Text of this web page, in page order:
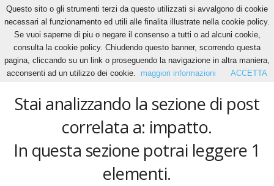
Home Tags Impatto
impatto
Stai analizzando la sezione di post
correlata a: impatto.
In questa sezione potrai leggere 1
elementi.
Questo sito o gli strumenti terzi da questo utilizzati si avvalgono di cookie
necessari al funzionamento ed utili alle finalita illustrate nella cookie policy.
Se vuoi saperne di piu o negare il consenso a tutti o ad alcuni cookie,
consulta la cookie policy. Chiudendo questo banner, scorrendo questa
pagina, cliccando su un link o proseguendo la navigazione in altra maniera,
acconsenti ad un utilizzo dei cookie.
maggiori informazioni ACCETTA